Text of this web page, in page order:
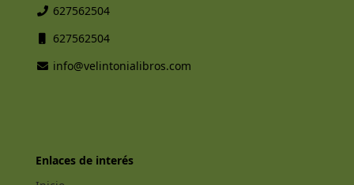
627562504
627562504
info@velintonialibros.com
Enlaces de interés